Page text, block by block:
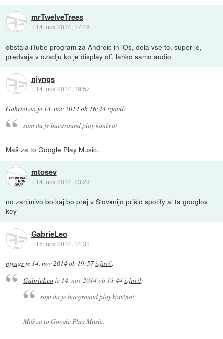
mrTwelveTrees
:: 14. nov 2014, 17:48
obstaja iTube program za Android in iOs, dela vse to, super je,
predvaja v ozadju ko je display off, lahko samo audio
njyngs
:: 14. nov 2014, 19:57
GabrieLeo je 14. nov 2014 ob 16:44izjavil:
sam da je bacground play končno!
Maš za to Google Play Music.
mtosev
:: 14. nov 2014, 23:23
no zanimivo bo kaj bo prej v Slovenijo prišlo spotify al ta googlov
key
GabrieLeo
:: 15. nov 2014, 14:31
njyngs je 14. nov 2014 ob 19:57izjavil:
GabrieLeoje 14. nov 2014 ob 16:44izjavil:
sam da je bacground play končno!
Maš za to Google Play Music.